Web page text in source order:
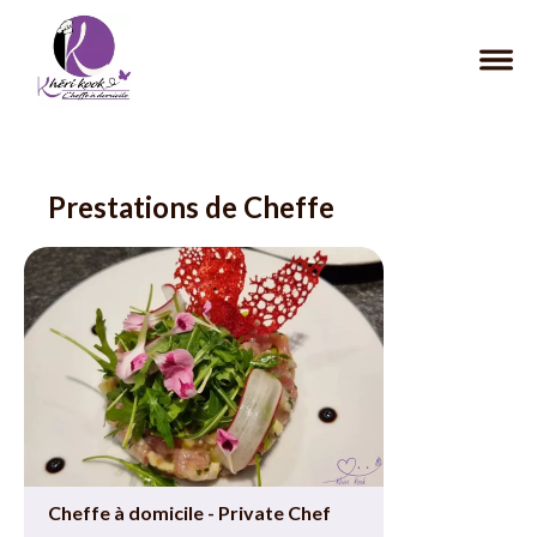
Prestations de Cheffe
Cheffe à domicile - Private Chef